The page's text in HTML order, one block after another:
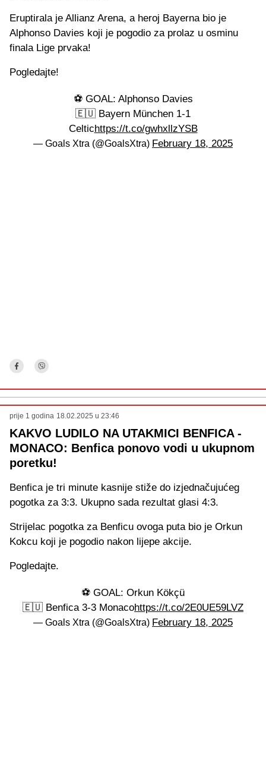
Eruptirala je Allianz Arena, a heroj Bayerna bio je
Alphonso Davies koji je pogodio za prolaz u osminu
finala Lige prvaka!
Pogledajte!
⚽️ GOAL: Alphonso Davies
🇪🇺 Bayern München 1-1
Celtichttps://t.co/gwhxllzYSB
— Goals Xtra (@GoalsXtra) February 18, 2025
prije 1 godina 18.02.2025 u 23:46
KAKVO LUDILO NA UTAKMICI BENFICA -
MONACO: Benfica ponovo vodi u ukupnom
poretku!
Benfica je tri minute kasnije stiže do izjednačujućeg
pogotka za 3:3. Ukupno sada rezultat glasi 4:3.
Strijelac pogotka za Benficu ovoga puta bio je Orkun
Kokcu koji je pogodio nakon lijepe akcije.
Pogledajte.
⚽️ GOAL: Orkun Kökçü
🇪🇺 Benfica 3-3 Monacohttps://t.co/2E0UE59LVZ
— Goals Xtra (@GoalsXtra) February 18, 2025